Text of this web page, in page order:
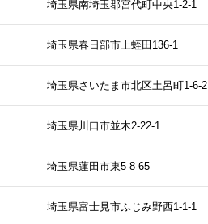
埼玉県南埼玉郡宮代町中央1-2-1
埼玉県春日部市上蛭田136-1
埼玉県さいたま市北区土呂町1-6-2
埼玉県川口市並木2-22-1
埼玉県蓮田市東5-8-65
埼玉県富士見市ふじみ野西1-1-1